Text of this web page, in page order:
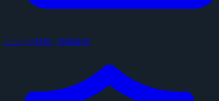
ニュース投稿・情報提供